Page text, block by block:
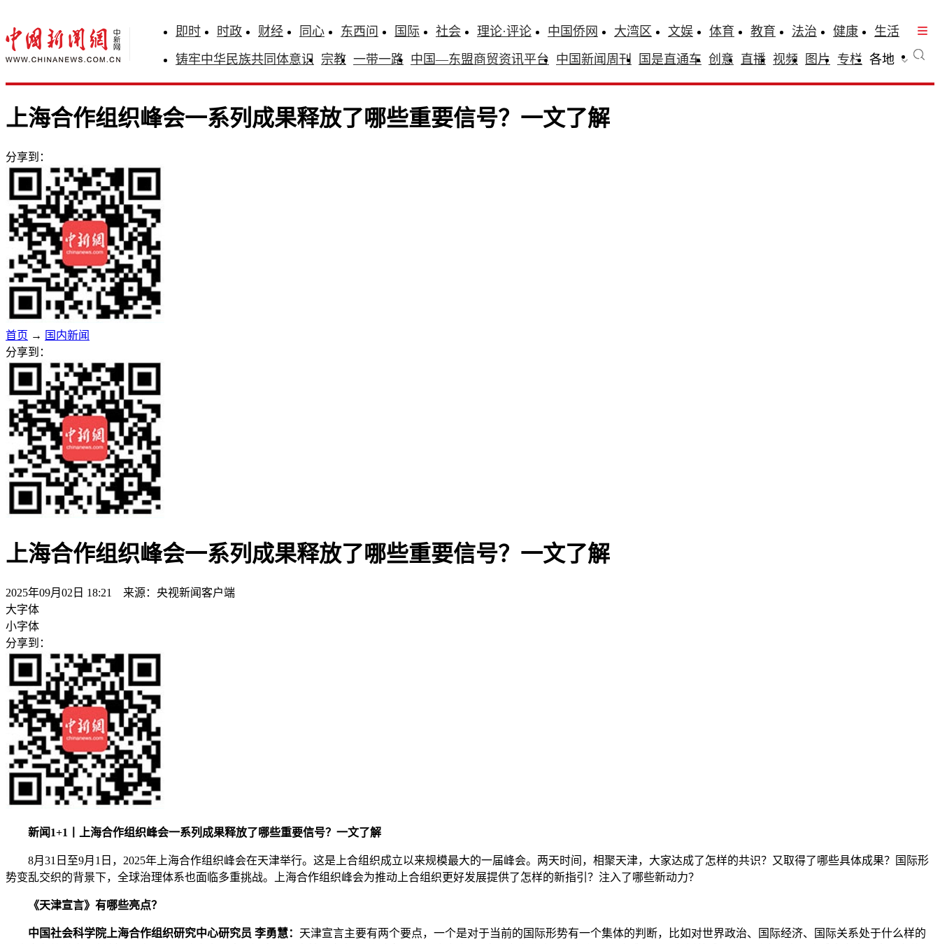
即时 时政 财经 同心 东西问 国际 社会 理论·评论 中国侨网 大湾区 文娱 体育 教育 法治 健康
生活
铸牢中华民族共同体意识 宗教 一带一路 中国—东盟商贸资讯平台 中国新闻周刊 国是直通车 创意 直播 视频 图片 专栏 各地
上海合作组织峰会一系列成果释放了哪些重要信号？一文了解
分享到：
首页 → 国内新闻
分享到：
上海合作组织峰会一系列成果释放了哪些重要信号？一文了解
2025年09月02日 18:21 来源：央视新闻客户端
大字体
小字体
分享到：
新闻1+1丨上海合作组织峰会一系列成果释放了哪些重要信号？一文了解
8月31日至9月1日，2025年上海合作组织峰会在天津举行。这是上合组织成立以来规模最大的一届峰会。两天时间，相聚天津，大家达成了怎样的共识？又取得了哪些具体成果？国际形
势变乱交织的背景下，全球治理体系也面临多重挑战。上海合作组织峰会为推动上合组织更好发展提供了怎样的新指引？注入了哪些新动力？
《天津宣言》有哪些亮点？
中国社会科学院上海合作组织研究中心研究员 李勇慧： 天津宣言主要有两个要点，一个是对于当前的国际形势有一个集体的判断，比如对世界政治、国际经济、国际关系处于什么样的